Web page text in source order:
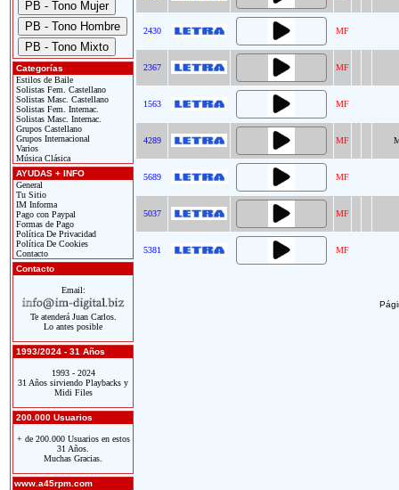
Categorías
Estilos de Baile
Solistas Fem. Castellano
Solistas Masc. Castellano
Solistas Fem. Internac.
Solistas Masc. Internac.
Grupos Castellano
Grupos Internacional
Varios
Música Clásica
AYUDAS + INFO
General
Tu Sitio
IM Informa
Pago con Paypal
Formas de Pago
Política De Privacidad
Política De Cookies
Contacto
Contacto
Email:
Te atenderá Juan Carlos.
Lo antes posible
1993/2024 - 31 Años
1993 - 2024
31 Años sirviendo Playbacks y
Midi Files
200.000 Usuarios
+ de 200.000 Usuarios en estos
31 Años.
Muchas Gracias.
www.a45rpm.com
2430 MF
2367 MF
1563 MF
4289 MF
5689 MF
5037 MF
5381 MF